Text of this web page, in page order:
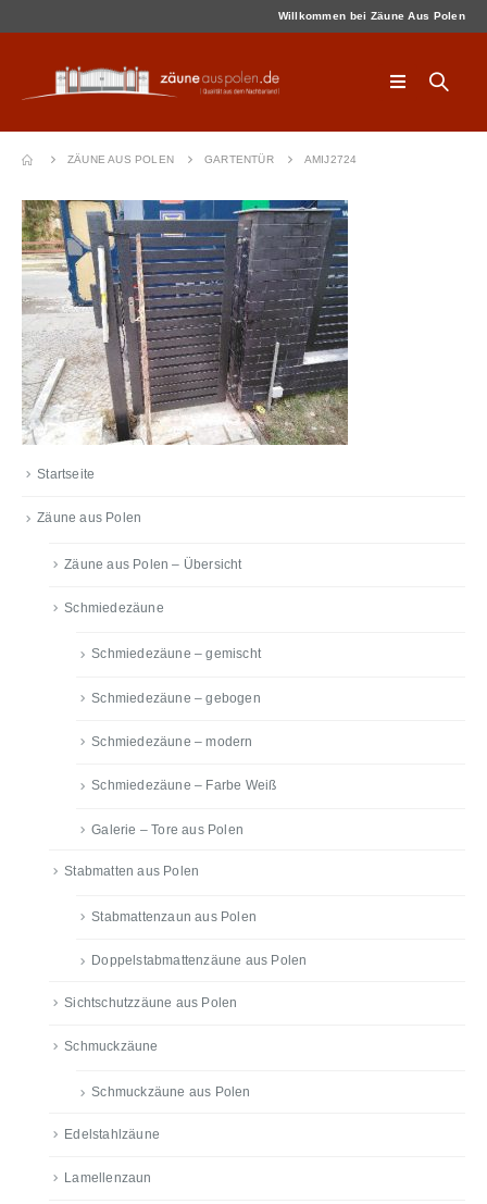
Willkommen bei Zäune Aus Polen
ZÄUNE AUS POLEN GARTENTÜR AMIJ2724
Startseite
Zäune aus Polen
Zäune aus Polen – Übersicht
Schmiedezäune
Schmiedezäune – gemischt
Schmiedezäune – gebogen
Schmiedezäune – modern
Schmiedezäune – Farbe Weiß
Galerie – Tore aus Polen
Stabmatten aus Polen
Stabmattenzaun aus Polen
Doppelstabmattenzäune aus Polen
Sichtschutzzäune aus Polen
Schmuckzäune
Schmuckzäune aus Polen
Edelstahlzäune
Lamellenzaun